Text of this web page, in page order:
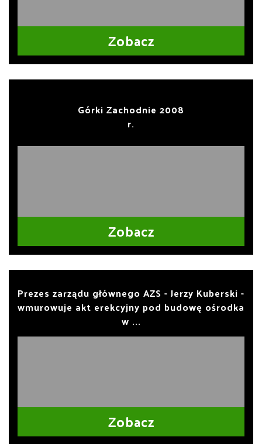
Zobacz
Górki Zachodnie 2008
r.
Zobacz
Prezes zarządu głównego AZS - Jerzy Kuberski -
wmurowuje akt erekcyjny pod budowę ośrodka
w ...
Zobacz